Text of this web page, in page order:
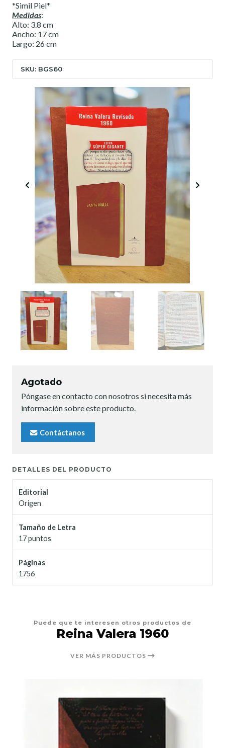
*Simil Piel*
Medidas:
Alto: 3.8 cm
Ancho: 17 cm
Largo: 26 cm
SKU: BGS60
Agotado
Póngase en contacto con nosotros si necesita más
información sobre este producto.
Contáctanos
DETALLES DEL PRODUCTO
Editorial
Origen
Tamaño de Letra
17 puntos
Páginas
1756
Puede que te interesen otros productos de
Reina Valera 1960
VER MÁS PRODUCTOS